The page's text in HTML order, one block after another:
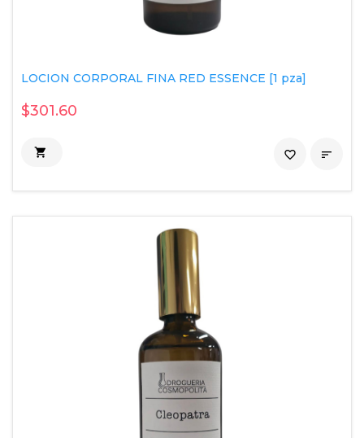
LOCION CORPORAL FINA RED ESSENCE [1 pza]
$301.60
 
favorite_border